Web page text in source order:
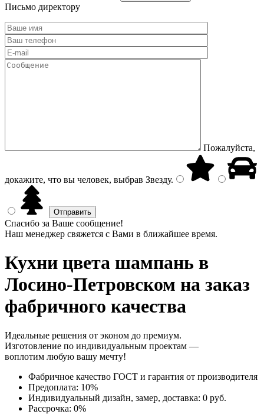
Письмо директору
Пожалуйста,
докажите, что вы человек, выбрав Звезду.
Спасибо за Ваше сообщение!
Наш менеджер свяжется с Вами в ближайшее время.
Кухни цвета шампань в
Лосино-Петровском на заказ
фабричного качества
Идеальные решения от эконом до премиум.
Изготовление по индивидуальным проектам —
воплотим любую вашу мечту!
Фабричное качество ГОСТ и гарантия от производителя
Предоплата: 10%
Индивидуальный дизайн, замер, доставка: 0 руб.
Рассрочка: 0%